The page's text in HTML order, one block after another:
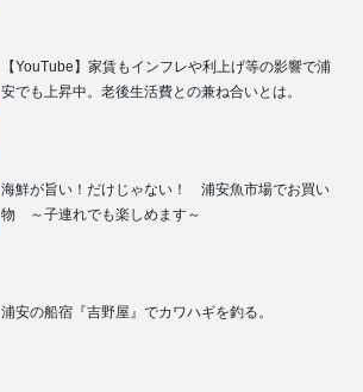
【YouTube】家賃もインフレや利上げ等の影響で浦
安でも上昇中。老後生活費との兼ね合いとは。
海鮮が旨い！だけじゃない！ 浦安魚市場でお買い
物 ～子連れでも楽しめます～
浦安の船宿『吉野屋』でカワハギを釣る。